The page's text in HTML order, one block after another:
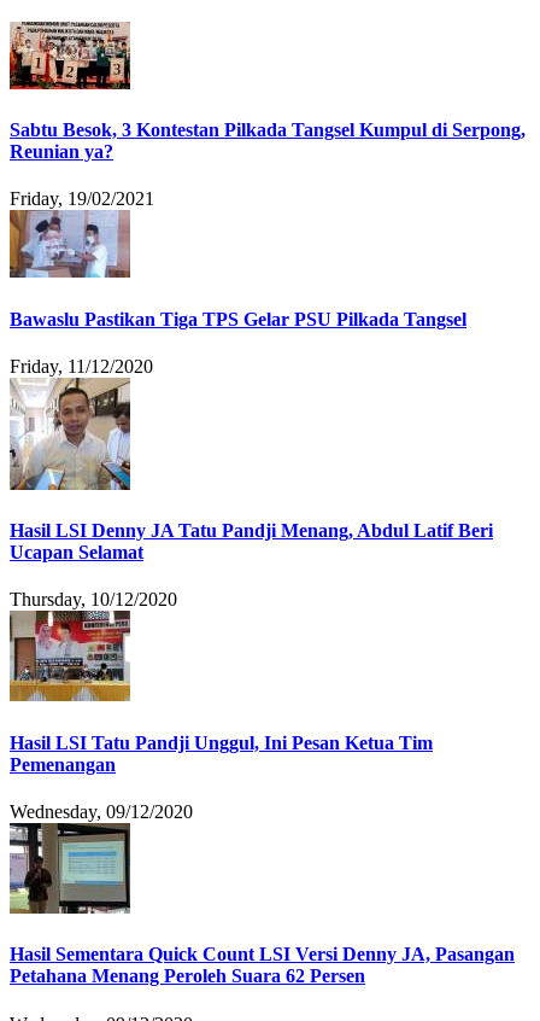
Sabtu Besok, 3 Kontestan Pilkada Tangsel Kumpul di Serpong,
Reunian ya?
Friday, 19/02/2021
Bawaslu Pastikan Tiga TPS Gelar PSU Pilkada Tangsel
Friday, 11/12/2020
Hasil LSI Denny JA Tatu Pandji Menang, Abdul Latif Beri
Ucapan Selamat
Thursday, 10/12/2020
Hasil LSI Tatu Pandji Unggul, Ini Pesan Ketua Tim
Pemenangan
Wednesday, 09/12/2020
Hasil Sementara Quick Count LSI Versi Denny JA, Pasangan
Petahana Menang Peroleh Suara 62 Persen